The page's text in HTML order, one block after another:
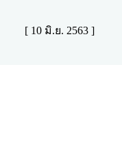
[ 10 มิ.ย. 2563 ]